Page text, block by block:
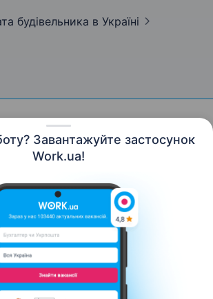
Завантажуйте застосунок
Work.ua!
будівельника в Україні
Про нас
Кар’єра
Допомога Умови використання